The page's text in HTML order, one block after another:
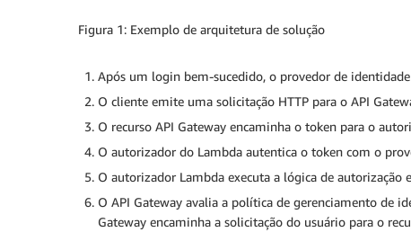
Figura 1: Exemplo de arquitetura de solução
Após um login bem-sucedido, o provedor de
O cliente emite uma solicitação HTTP para o API
O recurso API Gateway encaminha o token para o
O autorizador do Lambda autentica o token com o
O autorizador Lambda executa a lógica de
O API Gateway avalia a política de gerenciamento de
Gateway encaminha a solicitação do usuário para o